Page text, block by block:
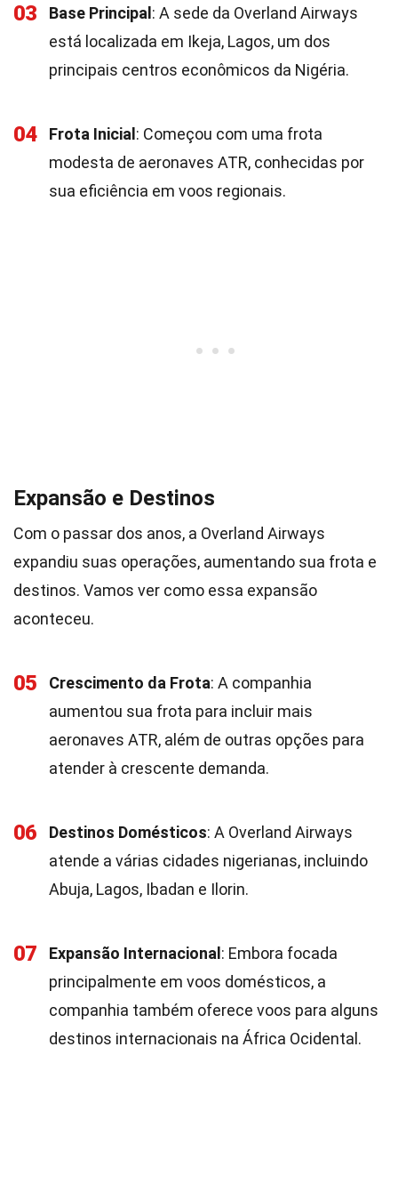
03 Base Principal : A sede da Overland Airways
está localizada em Ikeja, Lagos, um dos
principais centros econômicos da Nigéria.
04 Frota Inicial : Começou com uma frota
modesta de aeronaves ATR, conhecidas por
sua eficiência em voos regionais.
Expansão e Destinos
Com o passar dos anos, a Overland Airways
expandiu suas operações, aumentando sua frota e
destinos. Vamos ver como essa expansão
aconteceu.
05 Crescimento da Frota: A companhia
aumentou sua frota para incluir mais
aeronaves ATR, além de outras opções para
atender à crescente demanda.
06 Destinos Domésticos: A Overland Airways
atende a várias cidades nigerianas, incluindo
Abuja, Lagos, Ibadan e Ilorin.
07 Expansão Internacional : Embora focada
principalmente em voos domésticos, a
companhia também oferece voos para alguns
destinos internacionais na África Ocidental.